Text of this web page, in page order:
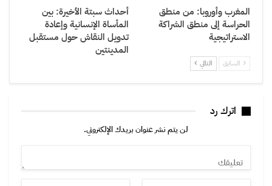
المغرب وأوروبا: من منطق
الحراسة إلى منطق الشراكة
الاستراتيجية
أحداث سبتة الأخيرة: بين
المأساة الإنسانية وإعادة
تدويل النقاش حول مستقبل
المدينتين
السابق التالي
اترك رد
لن يتم نشر عنوان بريدك الإلكتروني.